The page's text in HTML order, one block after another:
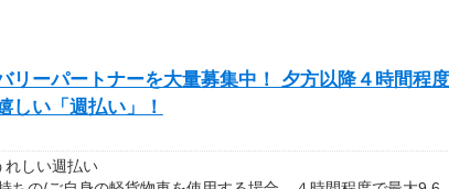
29万円可能
給1万4,500円×月20日勤務）
リーパートナーを大量募集中！ 夕方以降４時間程度
い「週払い」！
れしい週払い